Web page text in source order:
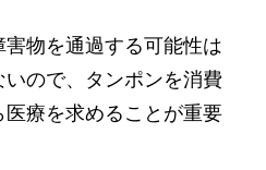
物を通過する可能性は
ので、タンポンを消費
療を求めることが重要